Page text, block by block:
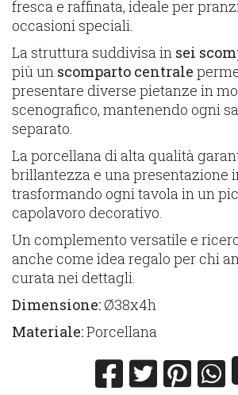
fresca e raffinata, ideale per
occasioni speciali.
La struttura suddivisa in sei
più un scomparto centrale
presentare diverse pietanze in
scenografico, mantenendo ogni
separato.
La porcellana di alta qualità
brillantezza e una presentazione
trasformando ogni tavola in un
capolavoro decorativo.
Un complemento versatile e
anche come idea regalo per chi
curata nei dettagli.
Dimensione:Ø38x4h
Materiale:Porcellana